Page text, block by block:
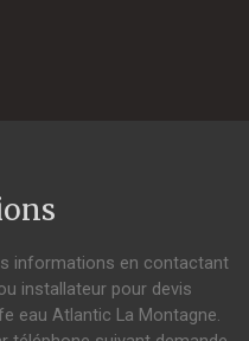
informations en contactant
installateur pour devis
eau Atlantic La Montagne.